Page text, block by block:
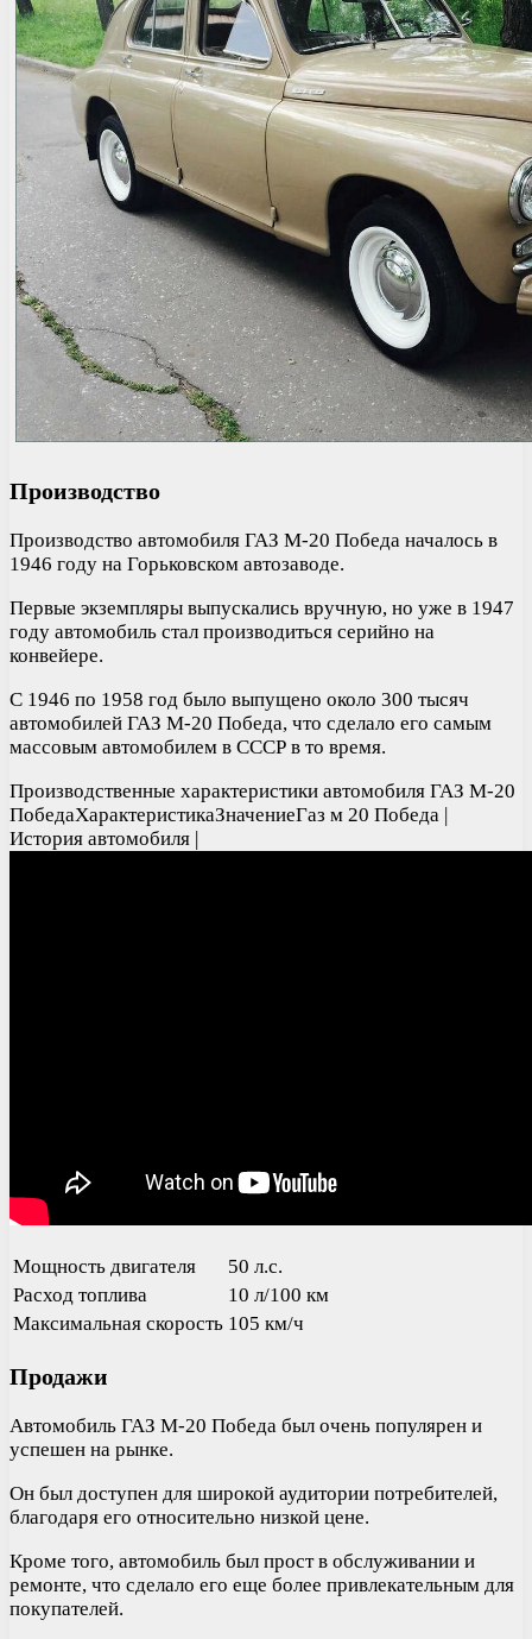
Производство
Производство автомобиля ГАЗ М-20 Победа началось в
1946 году на Горьковском автозаводе.
Первые экземпляры выпускались вручную, но уже в 1947
году автомобиль стал производиться серийно на
конвейере.
С 1946 по 1958 год было выпущено около 300 тысяч
автомобилей ГАЗ М-20 Победа, что сделало его самым
массовым автомобилем в СССР в то время.
Производственные характеристики автомобиля ГАЗ М-20
ПобедаХарактеристикаЗначениеГаз м 20 Победа |
История автомобиля |
Мощность двигателя
50 л.с.
Расход топлива
10 л/100 км
Максимальная скорость 105 км/ч
Продажи
Автомобиль ГАЗ М-20 Победа был очень популярен и
успешен на рынке.
Он был доступен для широкой аудитории потребителей,
благодаря его относительно низкой цене.
Кроме того, автомобиль был прост в обслуживании и
ремонте, что сделало его еще более привлекательным для
покупателей.